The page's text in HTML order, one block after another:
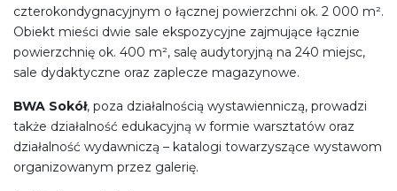
czterokondygnacyjnym o łącznej powierzchni ok. 2 000 m².
Obiekt mieści dwie sale ekspozycyjne zajmujące łącznie
powierzchnię ok. 400 m², salę audytoryjną na 240 miejsc,
sale dydaktyczne oraz zaplecze magazynowe.
BWA Sokół, poza działalnością wystawienniczą, prowadzi
także działalność edukacyjną w formie warsztatów oraz
działalność wydawniczą – katalogi towarzyszące wystawom
organizowanym przez galerię.